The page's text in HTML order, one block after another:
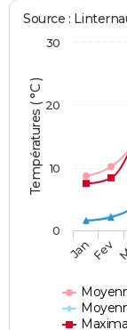
Températures ( °C )
Source :
JanFev
0
10
20
30